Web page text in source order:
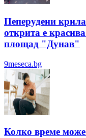
Пеперудени
открита е
площад "Дунав"
9meseca.bg
Колко време